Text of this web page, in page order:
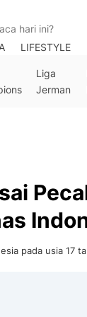
LIFESTYLE
Liga
Jerman
pada usia 17